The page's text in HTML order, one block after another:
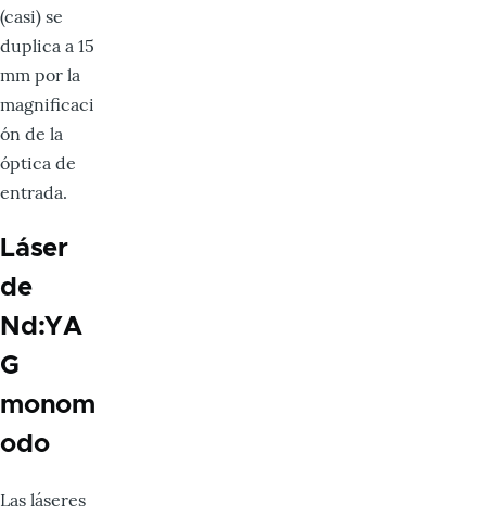
(casi) se
duplica a 15
mm por la
magnificaci
ón de la
óptica de
entrada.
Láser
de
Nd:YA
G
monom
odo
Las láseres